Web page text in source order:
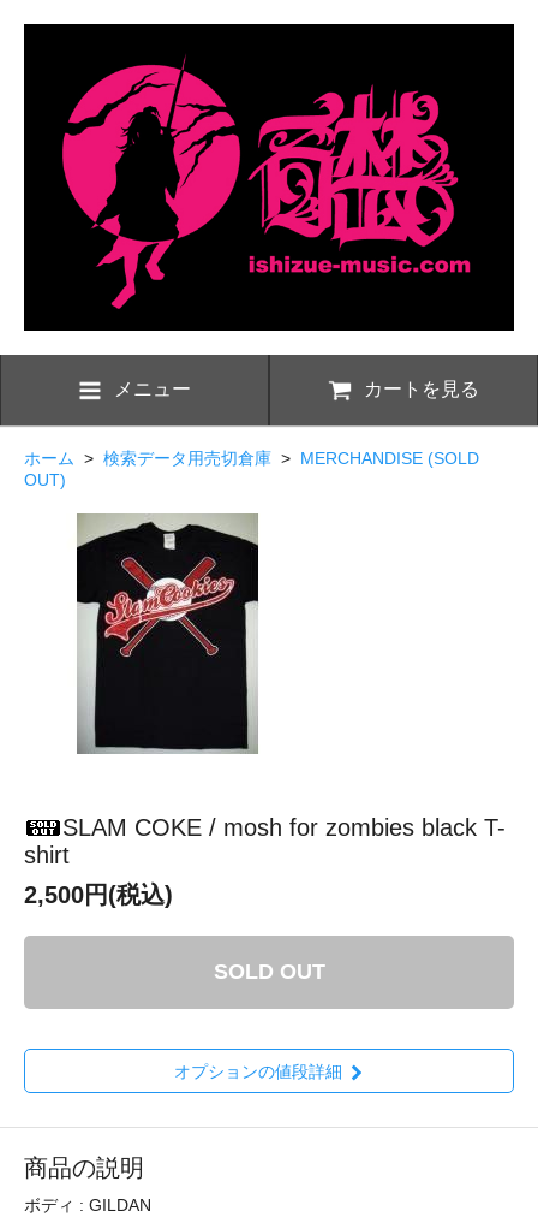
メニュー カートを見る
ホーム > 検索データ用売切倉庫 > MERCHANDISE (SOLD
OUT)
SLAM COKE / mosh for zombies black T-
shirt
2,500円(税込)
SOLD OUT
オプションの値段詳細
商品の説明
ボディ : GILDAN